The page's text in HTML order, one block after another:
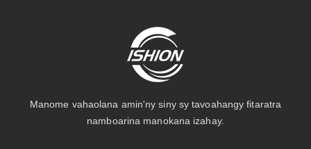
Manome vahaolana amin'ny siny sy tavoahangy fitaratra
namboarina manokana izahay.